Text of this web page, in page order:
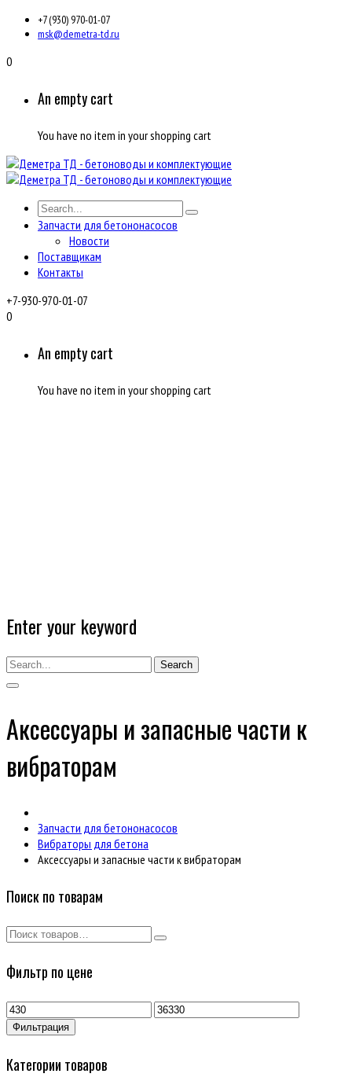
+7 (930) 970-01-07
msk@demetra-td.ru
0
An empty cart
You have no item in your shopping cart
Запчасти для бетононасосов
Новости
Поставщикам
Контакты
+7-930-970-01-07
0
An empty cart
You have no item in your shopping cart
Enter your keyword
Search
Аксессуары и запасные части к
вибраторам
Запчасти для бетононасосов
Вибраторы для бетона
Аксессуары и запасные части к вибраторам
Поиск по товарам
Фильтр по цене
Минимальная
цена
Максимальная
Фильтрация
Категории товаров